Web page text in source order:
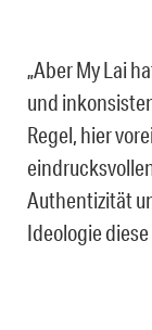
„Aber My Lai
und
Regel, hier
Authentizität
Ideologie